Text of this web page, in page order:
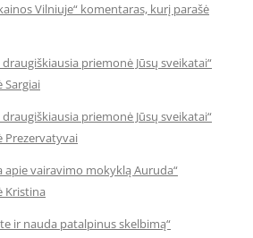
Vilniuje“ komentaras, kurį parašė
priemonė Jūsų sveikatai“
Sargiai
priemonė Jūsų sveikatai“
Prezervatyvai
apie vairavimo mokyklą Auruda“
Kristina
ir nauda patalpinus skelbimą“